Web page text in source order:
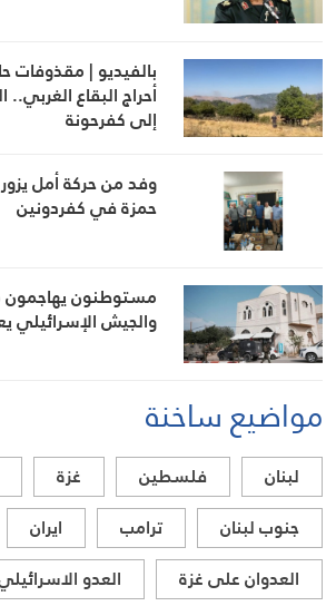
بالفيديو | مقذوفات
أحراج البقاع الغربي..
إلى كفرحونة
وفد من حركة أمل
حمزة في كفردونين
مستوطنون
والجيش الإسرائيلي يعتقل 7
مواضيع ساخنة
لبنان فلسطين غزة
جنوب لبنان
ترامب
ايران
العدوان على غزة
العدو